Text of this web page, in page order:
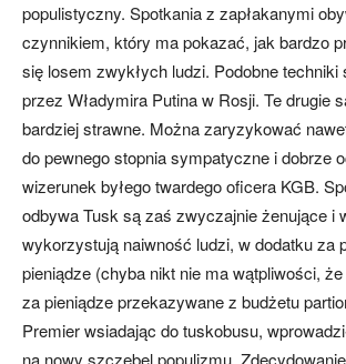
populistyczny. Spotkania z zapłakanymi
czynnikiem, który ma pokazać, jak bardzo
się losem zwykłych ludzi. Podobne techniki
przez Władymira Putina w Rosji. Te drugie
bardziej strawne. Można zaryzykować
do pewnego stopnia sympatyczne i dobrze
wizerunek byłego twardego oficera KGB.
odbywa Tusk są zaś zwyczajnie żenujące i
wykorzystują naiwność ludzi, w dodatku za
pieniądze (chyba nikt nie ma wątpliwości,
za pieniądze przekazywane z budżetu
Premier wsiadając do tuskobusu,
na nowy szczebel populizmu.